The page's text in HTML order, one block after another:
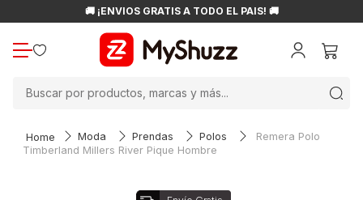
🚚 ¡ENVÍOS GRATIS A TODO EL PAÍS! 🚚
Moda Prendas Polos
Remera Polo
Timberland Millers River Pique Hombre